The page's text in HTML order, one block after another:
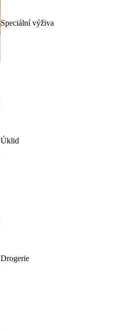
Speciální výživa
Úklid
Drogerie